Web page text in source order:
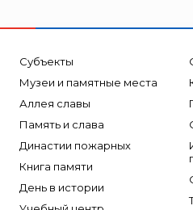
Субъекты
Музеи и памятные места
Аллея славы
Память и слава
Династии пожарных
Книга памяти
День в истории